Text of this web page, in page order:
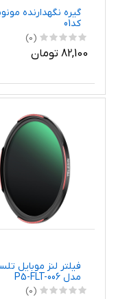
گیره نگهدارنده
کد01
(0)
82,100 تومان
فیلتر لنز موبایل
مدل P5-FLT-006
(0)